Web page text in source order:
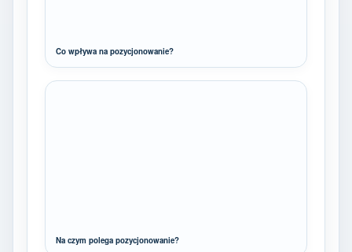
Co wpływa na pozycjonowanie?
Na czym polega pozycjonowanie?